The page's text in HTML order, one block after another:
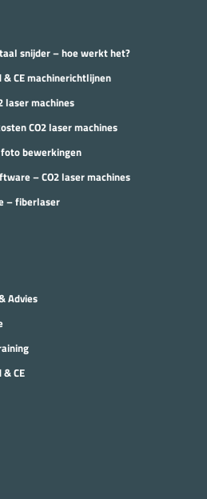
snijder – hoe werkt het?
& CE machinerichtlijnen
laser machines
CO2 laser machines
bewerkingen
– CO2 laser machines
– fiberlaser
Advies
CE